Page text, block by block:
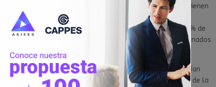
de los estudiantes que se matriculan en un instituto provienen
están siendo afectadas severamente por las medidas
post-pandemia. Asimismo, se debe a que el 50% de
sector Servicios y otra parte importante son subvencionados
próximos meses hasta 170 000 estudiantes más podrían
o de los familiares que los subvencionan producto de la